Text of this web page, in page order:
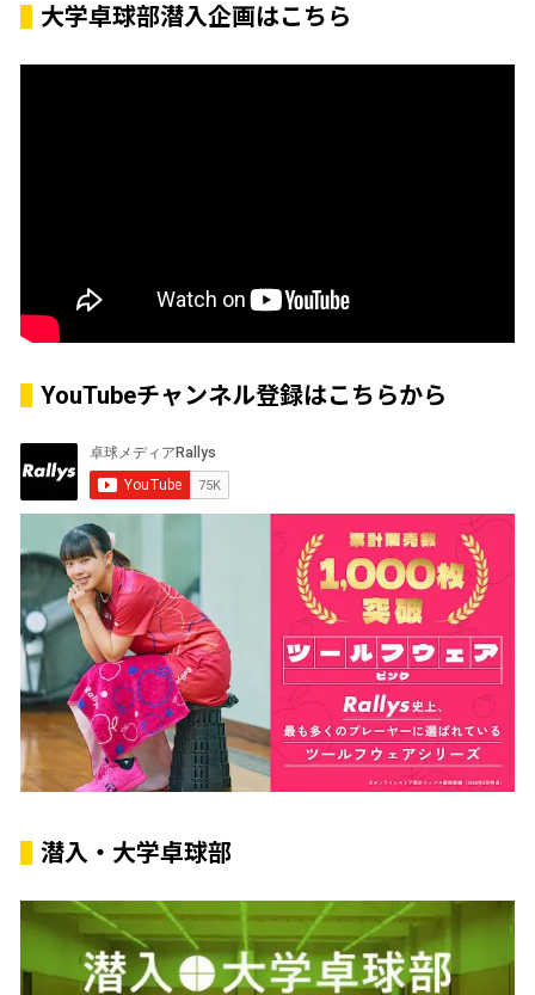
大学卓球部潜入企画はこちら
YouTubeチャンネル登録はこちらから
潜入・大学卓球部